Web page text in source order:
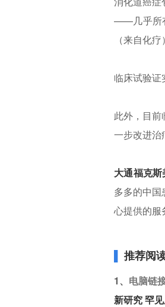
——几乎所
（来自化
临床试验证
此外，目
一步改进治
大通福克
多多的中
心提供的服
▌ 推荐阅
1、 电脑链
新研究 罕